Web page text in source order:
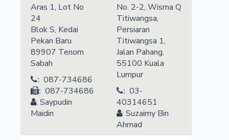
Aras 1, Lot No
24
Blok S, Kedai
Pekan Baru
89907 Tenom
Sabah
: 087-734686
: 087-734686
: Saypudin
Maidin
No. 2-2, Wisma Q
Titiwangsa,
Persiaran
Titiwangsa 1,
Jalan Pahang,
55100 Kuala
Lumpur
: 03-
40314651
: Suzaimy Bin
Ahmad